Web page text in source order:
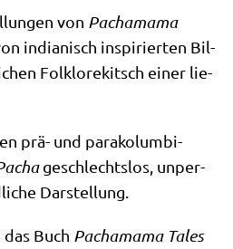
von Pacha­ma­ma
india­nisch inspi­rier­ten Bil­
Folk­lo­re­kitsch einer lie­
prä- und para­ko­lum­bi­
geschlechts­los, unper­
Darstellung.
Buch Pacha­ma­ma Tales